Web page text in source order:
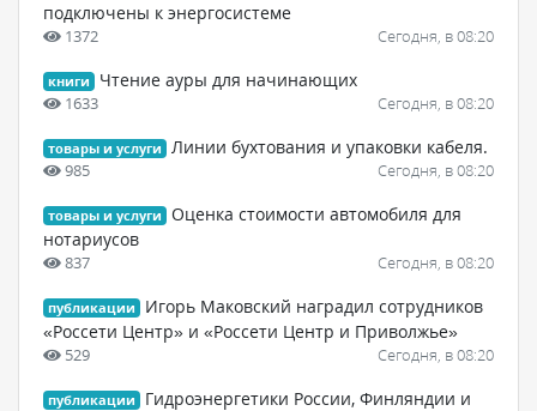
подключены к энергосистеме
1372 Сегодня, в 08:20
книги Чтение ауры для начинающих
1633 Сегодня, в 08:20
товары и услуги Линии бухтования и упаковки кабеля.
985 Сегодня, в 08:20
товары и услуги
Оценка стоимости автомобиля для
нотариусов
837 Сегодня, в 08:20
публикации
Игорь Маковский наградил сотрудников
«Россети Центр» и «Россети Центр и Приволжье»
529 Сегодня, в 08:20
публикации
Гидроэнергетики России, Финляндии и